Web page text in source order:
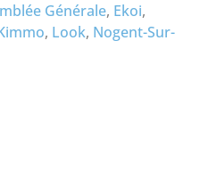
Générale, Ekoi,
, Look, Nogent-Sur-